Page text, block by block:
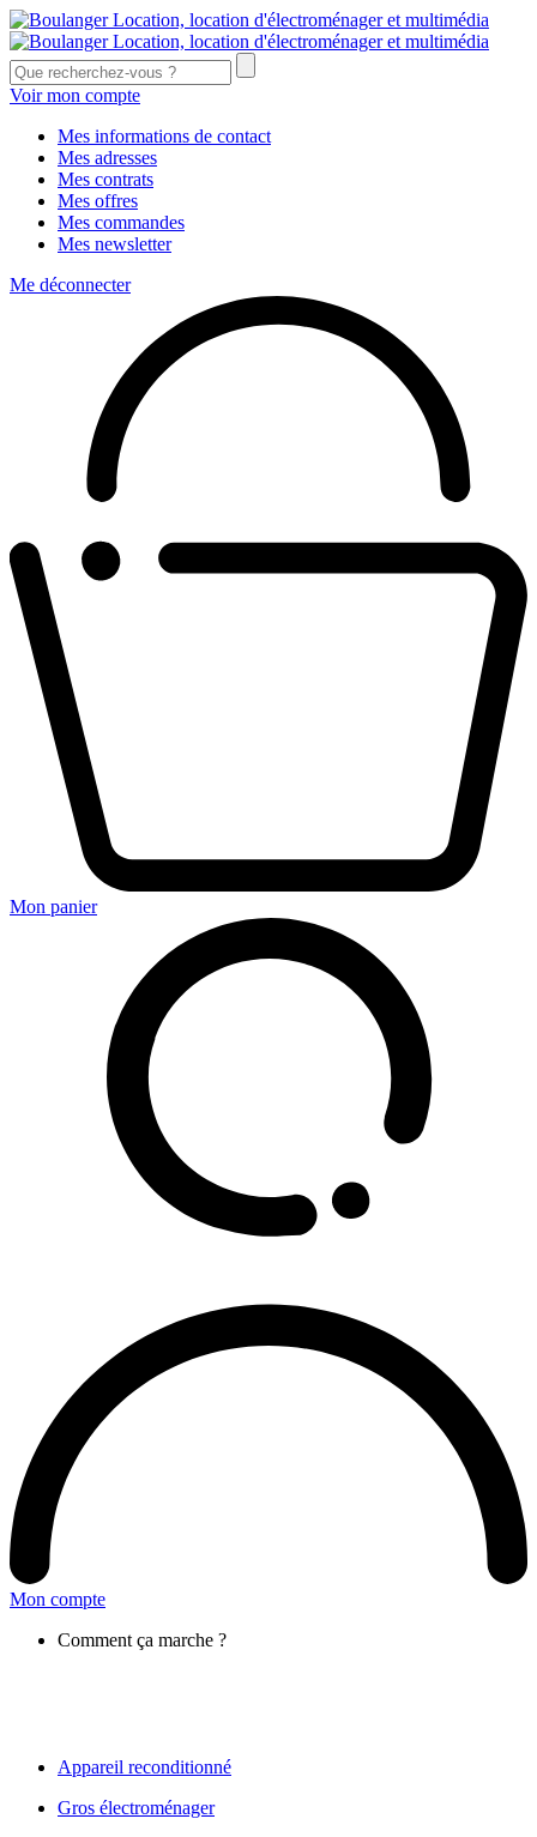
Voir mon compte
Mes informations de contact
Mes adresses
Mes contrats
Mes offres
Mes commandes
Mes newsletter
Me déconnecter
Mon panier
Mon compte
Comment ça marche ?
Appareil reconditionné
Gros électroménager